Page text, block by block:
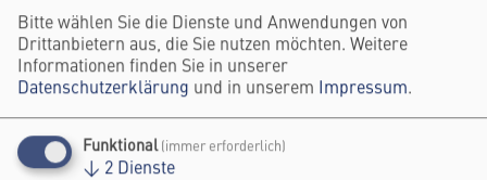
CAROLYN KANDUSI
Bitte wählen Sie die Dienste und Anwendungen von
Drittanbietern aus, die Sie nutzen möchten. Weitere
Informationen finden Sie in unserer
Datenschutzerklärung und in unserem Impressum.
Funktional (immer erforderlich)
↓ 2 Dienste